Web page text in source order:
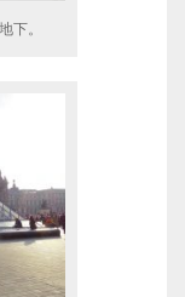
下。